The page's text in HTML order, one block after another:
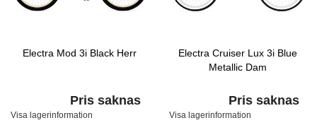
Electra Mod 3i Black Herr
Pris saknas
Visa lagerinformation
Electra Cruiser Lux 3i Blue
Metallic Dam
Pris saknas
Visa lagerinformation